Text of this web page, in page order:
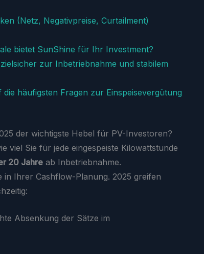
(Netz, Negativpreise, Curtailment)
bietet SunShine für Ihr Investment?
zur Inbetriebnahme und stabilem
häufigsten Fragen zur Einspeisevergütung
der wichtigste Hebel für PV-Investoren?
viel Sie für jede eingespeiste Kilowattstunde
20 Jahre ab Inbetriebnahme.
in Ihrer Cashflow-Planung. 2025 greifen
Absenkung der Sätze im